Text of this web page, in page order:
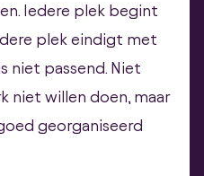
Iedere plek begint
plek eindigt met
niet passend. Niet
niet willen doen, maar
georganiseerd